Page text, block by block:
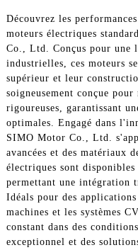
Découvrez les
moteurs électriques
Co., Ltd. Conçus pour une
industrielles, ces moteurs
supérieur et leur
soigneusement conçue
rigoureuses, garantissant
optimales. Engagé dans
SIMO Motor Co., Ltd.
avancées et des matériaux
électriques sont
permettant une intégration
Idéals pour des
machines et les systèmes
constant dans des
exceptionnel et des